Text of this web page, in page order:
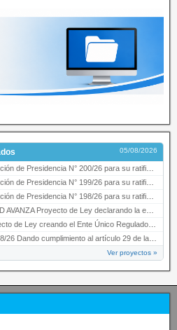
05/08/2026
de Presidencia N° 200/26 para su ratificación.
de Presidencia N° 199/26 para su ratificación.
de Presidencia N° 198/26 para su ratificación.
de Ley declarando la esencialidad del servicio educativ…
creando el Ente Único Regulador de servicios públicos de la …
cumplimiento al artículo 29 de la Ley provincial N° 1399…
Ver proyectos »